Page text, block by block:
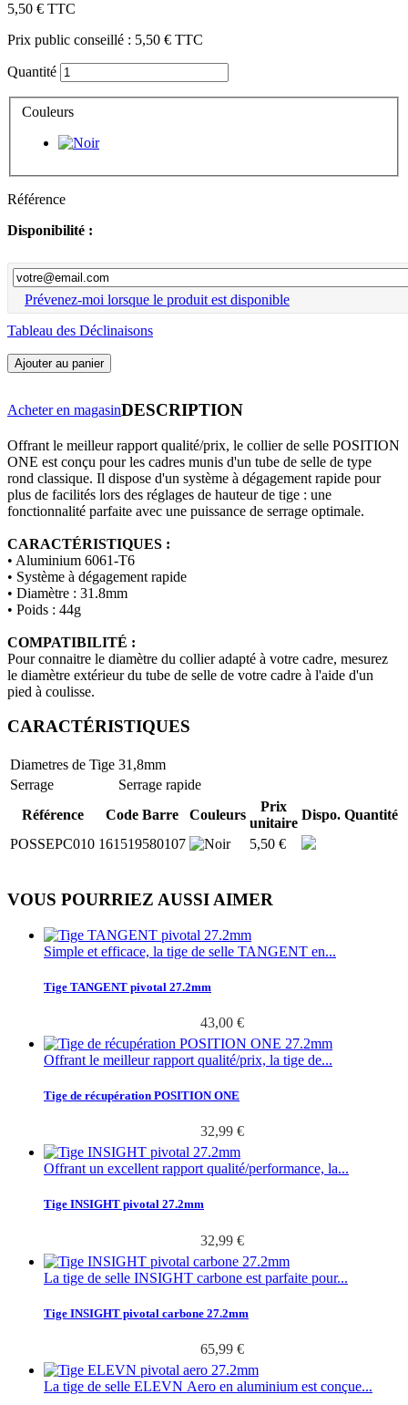
5,50 € TTC
Prix public conseillé : 5,50 € TTC
Quantité
Couleurs
Référence
Disponibilité :
Prévenez-moi lorsque le produit est disponible
Tableau des Déclinaisons
Ajouter au panier
Acheter en magasinDESCRIPTION
Offrant le meilleur rapport qualité/prix, le collier de selle POSITION
ONE est conçu pour les cadres munis d'un tube de selle de type
rond classique. Il dispose d'un système à dégagement rapide pour
plus de facilités lors des réglages de hauteur de tige : une
fonctionnalité parfaite avec une puissance de serrage optimale.
CARACTÉRISTIQUES :
• Aluminium 6061-T6
• Système à dégagement rapide
• Diamètre : 31.8mm
• Poids : 44g
COMPATIBILITÉ :
​​​​​​​Pour connaitre le diamètre du collier adapté à votre cadre, mesurez
le diamètre extérieur du tube de selle de votre cadre à l'aide d'un
pied à coulisse.
CARACTÉRISTIQUES
Diametres de Tige 31,8mm
Serrage
Serrage rapide
Référence
Code Barre Couleurs
Prix
unitaire
Dispo. Quantité
POSSEPC010 161519580107 5,50 €
VOUS POURRIEZ AUSSI AIMER
Simple et efficace, la tige de selle TANGENT en...
Tige TANGENT pivotal 27.2mm
43,00 €
Offrant le meilleur rapport qualité/prix, la tige de...
Tige de récupération POSITION ONE
32,99 €
Offrant un excellent rapport qualité/performance, la...
Tige INSIGHT pivotal 27.2mm
32,99 €
La tige de selle INSIGHT carbone est parfaite pour...
Tige INSIGHT pivotal carbone 27.2mm
65,99 €
La tige de selle ELEVN Aero en aluminium est conçue...